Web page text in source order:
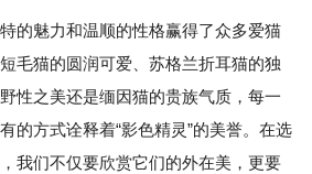
魅力和温顺的性格赢得了众多爱猫
毛猫的圆润可爱、苏格兰折耳猫的独
性之美还是缅因猫的贵族气质，每一
的方式诠释着“影色精灵”的美誉。在选
我们不仅要欣赏它们的外在美，更要